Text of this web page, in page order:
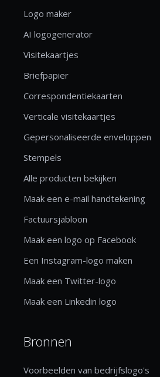
Logo maker
AI logogenerator
Visitekaartjes
Briefpapier
Correspondentiekaarten
Verticale visitekaartjes
Gepersonaliseerde enveloppen
Stempels
Alle producten bekijken
Maak een e-mail handtekening
Factuursjabloon
Maak een logo op Facebook
Een Instagram-logo maken
Maak een Twitter-logo
Maak een Linkedin logo
Bronnen
Voorbeelden van bedrijfslogo's